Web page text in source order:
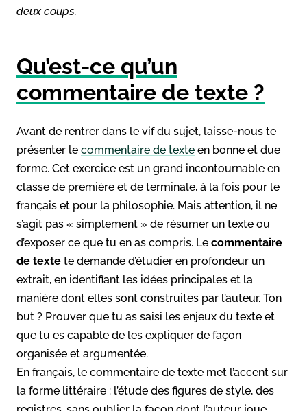
deux coups.
Qu’est-ce qu’un
commentaire de texte ?
Avant de rentrer dans le vif du sujet, laisse-nous te
présenter le commentaire de texte en bonne et due
forme. Cet exercice est un grand incontournable en
classe de première et de terminale, à la fois pour le
français et pour la philosophie. Mais attention, il ne
s’agit pas « simplement » de résumer un texte ou
d’exposer ce que tu en as compris. Le commentaire
de texte te demande d’étudier en profondeur un
extrait, en identifiant les idées principales et la
manière dont elles sont construites par l’auteur. Ton
but ? Prouver que tu as saisi les enjeux du texte et
que tu es capable de les expliquer de façon
organisée et argumentée.
En français, le commentaire de texte met l’accent sur
la forme littéraire : l’étude des figures de style, des